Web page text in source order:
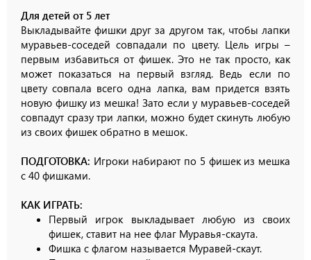
Для детей от 5 лет
Выкладывайте фишки друг за другом так, чтобы лапки
муравьев-соседей совпадали по цвету. Цель игры –
первым избавиться от фишек. Это не так просто, как
может показаться на первый взгляд. Ведь если по
цвету совпала всего одна лапка, вам придется взять
новую фишку из мешка! Зато если у муравьев-соседей
совпадут сразу три лапки, можно будет скинуть любую
из своих фишек обратно в мешок.
ПОДГОТОВКА: Игроки набирают по 5 фишек из мешка
с 40 фишками.
КАК ИГРАТЬ:
Первый игрок выкладывает любую из своих
фишек, ставит на нее флаг Муравья-скаута.
Фишка с флагом называется Муравей-скаут.